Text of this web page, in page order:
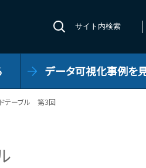
サイト内検索
データ可視化事例を
テーブル 第3回